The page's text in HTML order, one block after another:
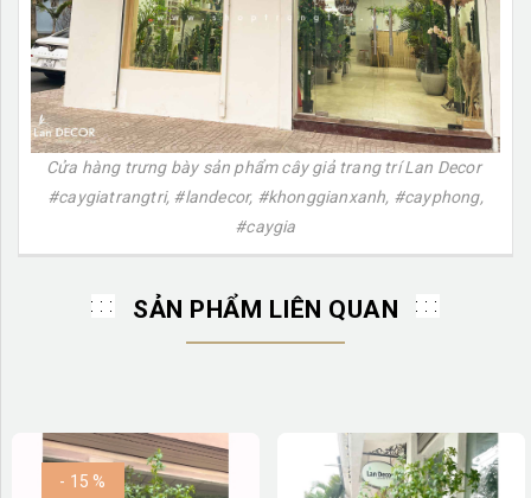
Cửa hàng trưng bày sản phẩm cây giả trang trí Lan Decor
#caygiatrangtri, #landecor, #khonggianxanh, #cayphong,
#caygia
SẢN PHẨM LIÊN QUAN
- 15 %